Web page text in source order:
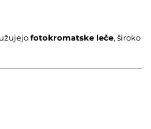
fotokromatske leče, široko